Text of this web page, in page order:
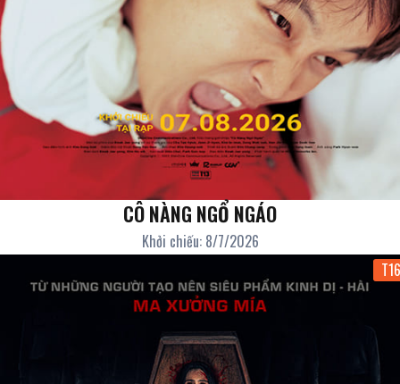
CÔ NÀNG NGỔ NGÁO
Khởi chiếu: 8/7/2026
T16